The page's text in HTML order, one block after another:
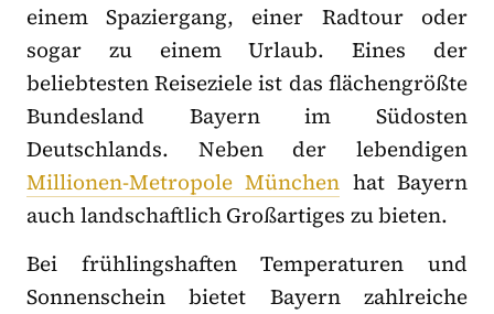
einem Spaziergang, einer Radtour oder
sogar zu einem Urlaub. Eines der
beliebtesten Reiseziele ist das flächengrößte
Bundesland Bayern im Südosten
Deutschlands. Neben der lebendigen
Millionen-Metropole München hat Bayern
auch landschaftlich Großartiges zu bieten.
Bei frühlingshaften Temperaturen und
Sonnenschein bietet Bayern zahlreiche